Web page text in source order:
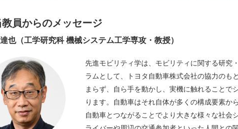
員からのメッセージ
也（工学研究科 機械システム工学専攻・教授）
先進モビリティ学は、モビリティに関する研究
ラムとして、トヨタ自動車株式会社の協力のも
まらず、自ら手を動かし、実機に触れること
ります。自動車はそれ自体が多くの構成要素
自動車とつながることでより大きな様々な社会